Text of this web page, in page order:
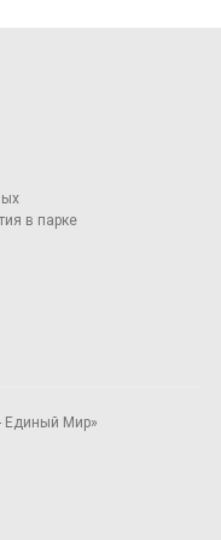
в парке
Единый Мир»